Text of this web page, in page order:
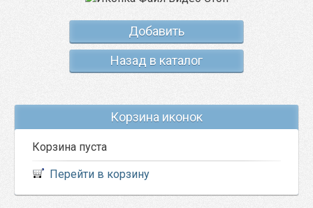
Добавить
Назад в каталог
Корзина иконок
Корзина пуста
Перейти в корзину